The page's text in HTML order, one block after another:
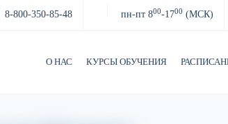
8-800-350-85-48 пн-пт 800-1700 (МСК)
О НАС КУРСЫ ОБУЧЕНИЯ